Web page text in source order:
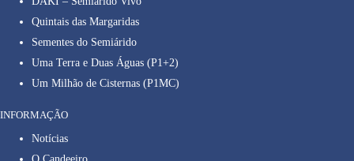
Quintais das Margaridas
Sementes do Semiárido
Uma Terra e Duas Águas (P1+2)
Um Milhão de Cisternas (P1MC)
INFORMAÇÃO
Notícias